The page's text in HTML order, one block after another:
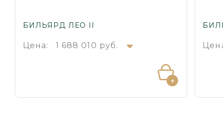
БИЛЬЯРД ЛЕО II
Цена: 1 688 010 руб.